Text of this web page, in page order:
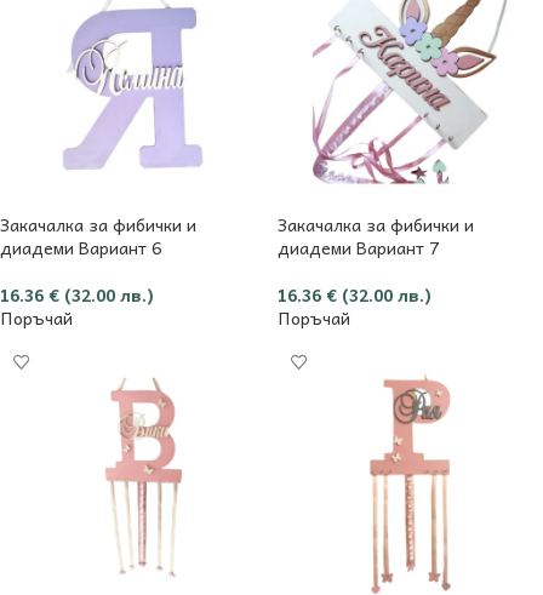
Закачалка за фибички и
диадеми Вариант 6
16.36 € (32.00 лв.)
Поръчай
Закачалка за фибички и
диадеми Вариант 7
16.36 € (32.00 лв.)
Поръчай